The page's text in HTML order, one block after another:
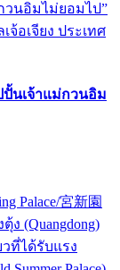
วนอิมไม่ยอมไป”
อเจียง ประเทศ
ปั้นเจ้าแม่กวนอิม
Palace/宮新園
(Quangdong)
ที่ได้รับแรง